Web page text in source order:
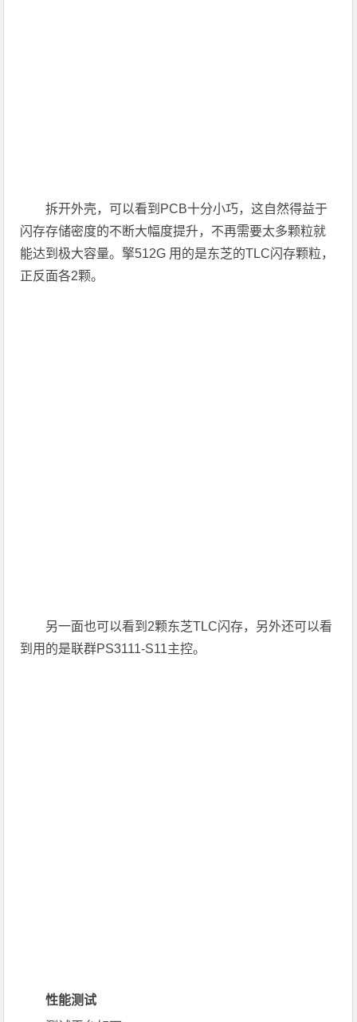
拆开外壳，可以看到PCB十分小巧，这自然得益于
闪存存储密度的不断大幅度提升，不再需要太多颗粒就
能达到极大容量。擎512G 用的是东芝的TLC闪存颗粒，
正反面各2颗。
另一面也可以看到2颗东芝TLC闪存，另外还可以看
到用的是联群PS3111-S11主控。
性能测试